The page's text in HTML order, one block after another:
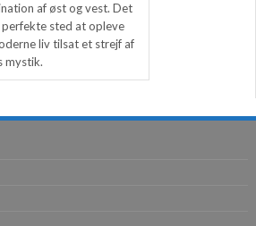
af øst og vest. Det
sted at opleve
liv tilsat et strejf af
mystik.